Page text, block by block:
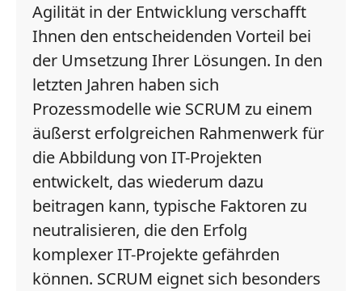
Agilität in der Entwicklung verschafft
Ihnen den entscheidenden Vorteil bei
der Umsetzung Ihrer Lösungen. In den
letzten Jahren haben sich
Prozessmodelle wie SCRUM zu einem
äußerst erfolgreichen Rahmenwerk für
die Abbildung von IT-Projekten
entwickelt, das wiederum dazu
beitragen kann, typische Faktoren zu
neutralisieren, die den Erfolg
komplexer IT-Projekte gefährden
können. SCRUM eignet sich besonders